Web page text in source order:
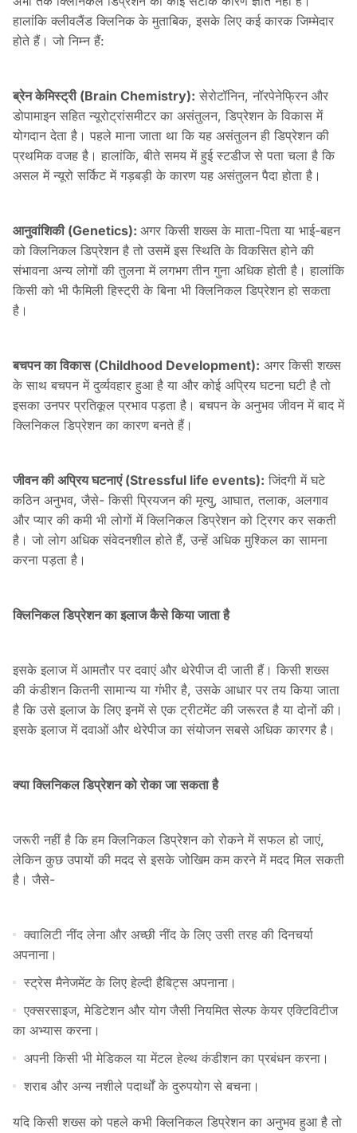
हालांकि क्लीवलैंड क्लिनिक के मुताबिक, इसके लिए कई कारक जिम्मेदार
होते हैं। जो निम्न हैं:
ब्रेन केमिस्ट्री (Brain Chemistry): सेरोटॉनिन, नॉरपेनेफ्रिन और
डोपामाइन सहित न्यूरोट्रांसमीटर का असंतुलन, डिप्रेशन के विकास में
योगदान देता है। पहले माना जाता था कि यह असंतुलन ही डिप्रेशन की
प्रथमिक वजह है। हालांकि, बीते समय में हुई स्टडीज से पता चला है कि
असल में न्यूरो सर्किट में गड़बड़ी के कारण यह असंतुलन पैदा होता है।
आनुवांशिकी (Genetics): अगर किसी शख्स के माता-पिता या भाई-बहन
को क्लिनिकल डिप्रेशन है तो उसमें इस स्थिति के विकसित होने की
संभावना अन्य लोगों की तुलना में लगभग तीन गुना अधिक होती है। हालांकि
किसी को भी फैमिली हिस्ट्री के बिना भी क्लिनिकल डिप्रेशन हो सकता
है।
बचपन का विकास (Childhood Development): अगर किसी शख्स
के साथ बचपन में दुर्व्यवहार हुआ है या और कोई अप्रिय घटना घटी है तो
इसका उनपर प्रतिकूल प्रभाव पड़ता है। बचपन के अनुभव जीवन में बाद में
क्लिनिकल डिप्रेशन का कारण बनते हैं।
जीवन की अप्रिय घटनाएं (Stressful life events): जिंदगी में घटे
कठिन अनुभव, जैसे- किसी प्रियजन की मृत्यु, आघात, तलाक, अलगाव
और प्यार की कमी भी लोगों में क्लिनिकल डिप्रेशन को ट्रिगर कर सकती
है। जो लोग अधिक संवेदनशील होते हैं, उन्हें अधिक मुश्किल का सामना
करना पड़ता है।
क्लिनिकल डिप्रेशन का इलाज कैसे किया जाता है
इसके इलाज में आमतौर पर दवाएं और थेरेपीज दी जाती हैं। किसी शख्स
की कंडीशन कितनी सामान्य या गंभीर है, उसके आधार पर तय किया जाता
है कि उसे इलाज के लिए इनमें से एक ट्रीटमेंट की जरूरत है या दोनों की।
इसके इलाज में दवाओं और थेरेपीज का संयोजन सबसे अधिक कारगर है।
क्या क्लिनिकल डिप्रेशन को रोका जा सकता है
जरूरी नहीं है कि हम क्लिनिकल डिप्रेशन को रोकने में सफल हो जाएं,
लेकिन कुछ उपायों की मदद से इसके जोखिम कम करने में मदद मिल सकती
है। जैसे-
क्वालिटी नींद लेना और अच्छी नींद के लिए उसी तरह की दिनचर्या
अपनाना।
स्ट्रेस मैनेजमेंट के लिए हेल्दी हैबिट्स अपनाना।
एक्सरसाइज, मेडिटेशन और योग जैसी नियमित सेल्फ केयर एक्टिविटीज
का अभ्यास करना।
अपनी किसी भी मेडिकल या मेंटल हेल्थ कंडीशन का प्रबंधन करना।
शराब और अन्य नशीले पदार्थों के दुरुपयोग से बचना।
यदि किसी शख्स को पहले कभी क्लिनिकल डिप्रेशन का अनुभव हुआ है तो